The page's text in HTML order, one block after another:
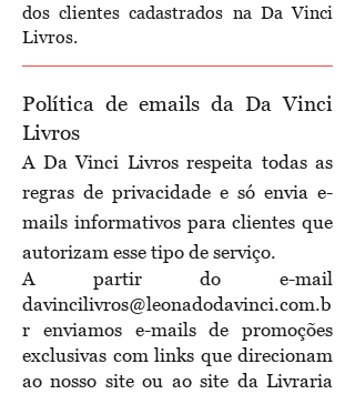
dos clientes cadastrados na Da Vinci
Livros.
Política de emails da Da Vinci
Livros
A Da Vinci Livros respeita todas as
regras de privacidade e só envia e-
mails informativos para clientes que
autorizam esse tipo de serviço.
A partir do e-mail
davincilivros@leonadodavinci.com.b
r enviamos e-mails de promoções
exclusivas com links que direcionam
ao nosso site ou ao site da Livraria